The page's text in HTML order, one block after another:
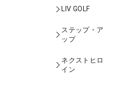
LIV GOLF
ステップ・ア
ップ
ネクストヒロ
イン